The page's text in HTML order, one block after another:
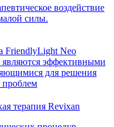
воздействие
силы.
FriendlyLight Neo
эффективными
для решения
проблем
терапия Revixan